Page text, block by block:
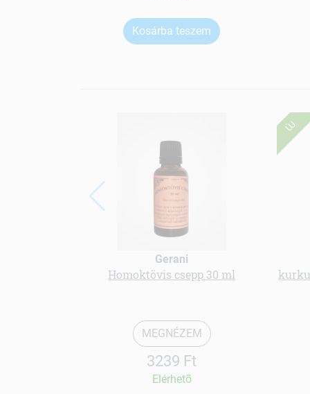
Kosárba teszem
Gerani
Homoktövis csepp 30 ml
MEGNÉZEM
3239 Ft
Elérhetõ
ÚJ